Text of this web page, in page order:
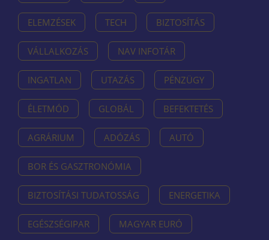
ELEMZÉSEK TECH BIZTOSÍTÁS
VÁLLALKOZÁS NAV INFOTÁR
INGATLAN UTAZÁS PÉNZÜGY
ÉLETMÓD GLOBÁL BEFEKTETÉS
AGRÁRIUM ADÓZÁS AUTÓ
BOR ÉS GASZTRONÓMIA
BIZTOSÍTÁSI TUDATOSSÁG ENERGETIKA
EGÉSZSÉGIPAR MAGYAR EURÓ